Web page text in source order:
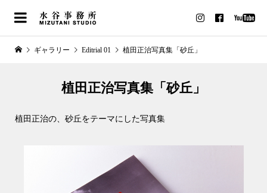
ギャラリー Editrial 01 植田正治写真集「砂丘」
植田正治写真集「砂丘」
植田正治の、砂丘をテーマにした写真集